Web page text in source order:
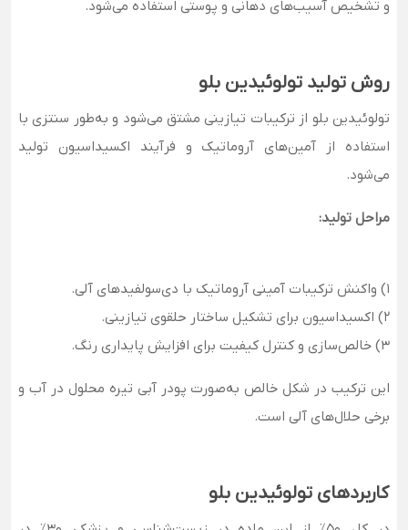
و تشخیص آسیب‌های دهانی و پوستی استفاده می‌شود.
روش تولید تولوئیدین بلو
تولوئیدین بلو از ترکیبات تیازینی مشتق می‌شود و به‌طور سنتزی با
استفاده از آمین‌های آروماتیک و فرآیند اکسیداسیون تولید
می‌شود.
مراحل تولید:
1) واکنش ترکیبات آمینی آروماتیک با دی‌سولفیدهای آلی.
2) اکسیداسیون برای تشکیل ساختار حلقوی تیازینی.
3) خالص‌سازی و کنترل کیفیت برای افزایش پایداری رنگ.
این ترکیب در شکل خالص به‌صورت پودر آبی تیره محلول در آب و
برخی حلال‌های آلی است.
کاربردهای تولوئیدین بلو